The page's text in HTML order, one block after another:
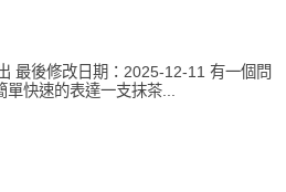
最後修改日期：2025-12-11 有一個問
快速的表達一支抹茶...